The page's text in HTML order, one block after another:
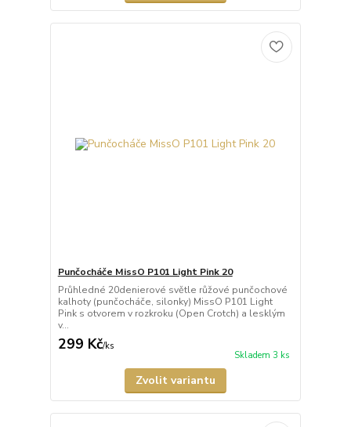
Punčocháče MissO P101 Light Pink 20
Průhledné 20denierové světle růžové punčochové
kalhoty (punčocháče, silonky) MissO P101 Light
Pink s otvorem v rozkroku (Open Crotch) a lesklým
v...
299 Kč/ks
Skladem 3 ks
Zvolit variantu